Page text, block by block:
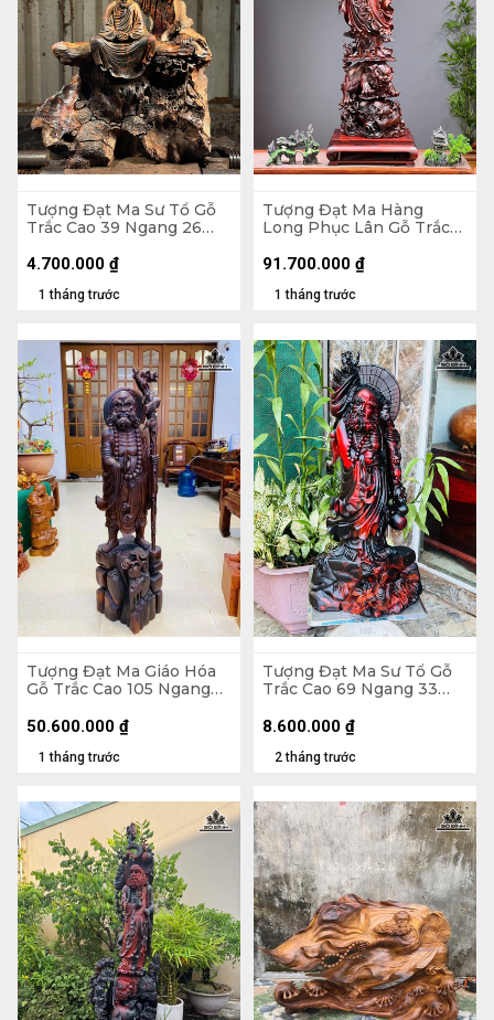
Tượng Đạt Ma Sư Tổ Gỗ
Trắc Cao 39 Ngang 26
1 tháng trước
4.700.000 ₫
Tượng Đạt Ma Hàng
Long Phục Lân Gỗ Trắc
(cm)
1 tháng trước
91.700.000 ₫
Tượng Đạt Ma Giáo Hóa
Gỗ Trắc Cao 105 Ngang
1 tháng trước
50.600.000 ₫
Tượng Đạt Ma Sư Tổ Gỗ
Trắc Cao 69 Ngang 33
2 tháng trước
8.600.000 ₫